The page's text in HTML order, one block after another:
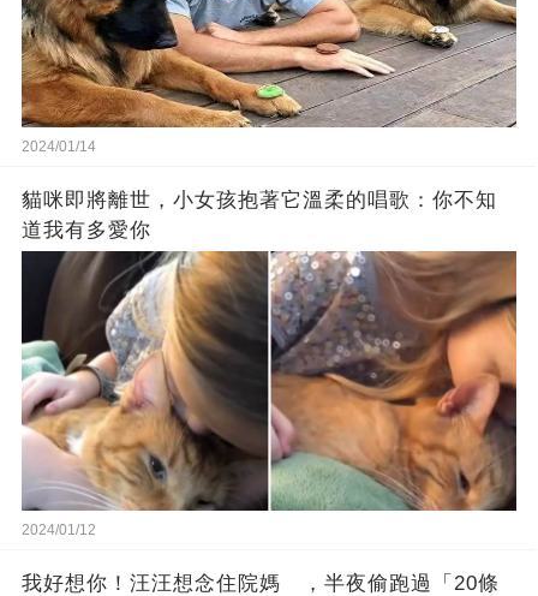
2024/01/14
貓咪即將離世，小女孩抱著它溫柔的唱歌：你不知
道我有多愛你
2024/01/12
我好想你！汪汪想念住院媽 ，半夜偷跑過「20條